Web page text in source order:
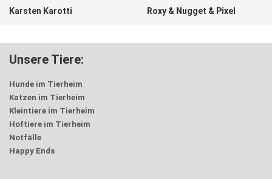
Karsten Karotti Roxy & Nugget & Pixel
Unsere Tiere:
Hunde im Tierheim
Katzen im Tierheim
Kleintiere im Tierheim
Hoftiere im Tierheim
Notfälle
Happy Ends